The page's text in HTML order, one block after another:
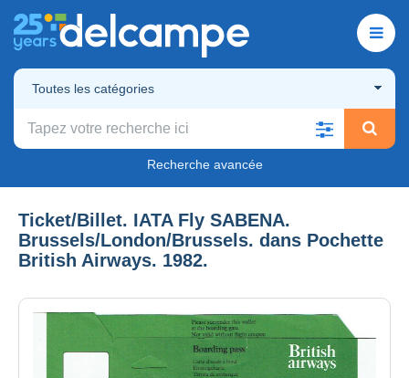
Toutes les catégories
Recherche avancée
Ticket/Billet. IATA Fly SABENA.
Brussels/London/Brussels. dans Pochette
British Airways. 1982.